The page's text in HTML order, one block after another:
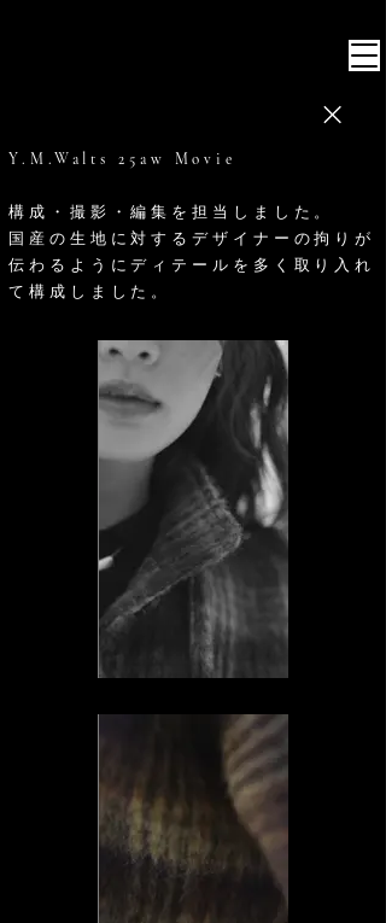
Y.M.Walts 25aw Movie
​構成・撮影・編集を担当しました。
​国産の生地に対するデザイナーの拘りが
伝わるよう​​にディテールを多く取り入れ
て構成しました。